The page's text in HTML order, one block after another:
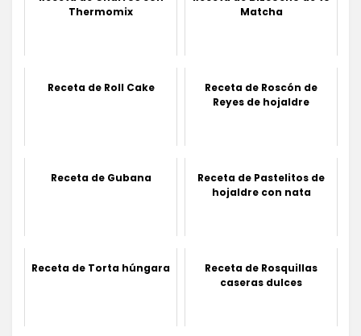
Thermomix
Matcha
Receta de Roll Cake
Receta de Roscón de
Reyes de hojaldre
Receta de Gubana
Receta de Pastelitos de
hojaldre con nata
Receta de Torta húngara
Receta de Rosquillas
caseras dulces